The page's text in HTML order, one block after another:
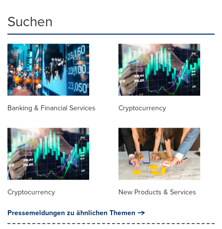
Suchen
Banking & Financial Services Cryptocurrency
Cryptocurrency New Products & Services
Pressemeldungen zu ähnlichen Themen